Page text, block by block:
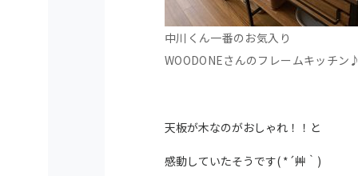
中川くん一番のお気入り
WOODONEさんのフレームキッチン
天板が木なのがおしゃれ！！と
感動していたそうです( *´艸｀)